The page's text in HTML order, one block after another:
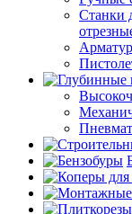
Станки